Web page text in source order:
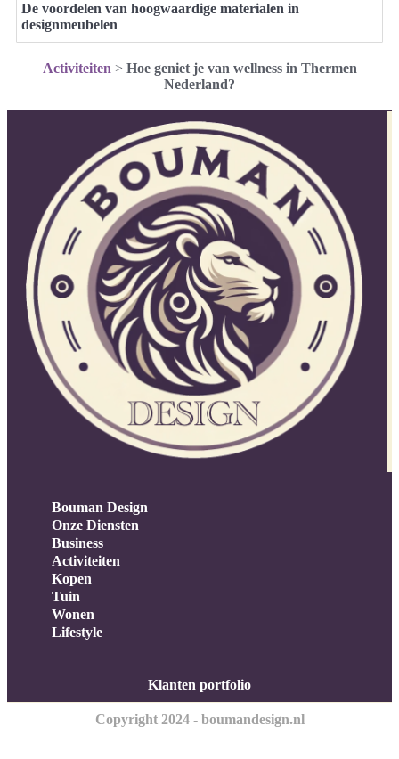
De voordelen van hoogwaardige materialen in
designmeubelen
Activiteiten > Hoe geniet je van wellness in Thermen
Nederland?
Bouman Design
Onze Diensten
Business
Activiteiten
Kopen
Tuin
Wonen
Lifestyle
Klanten portfolio
Copyright 2024 - boumandesign.nl